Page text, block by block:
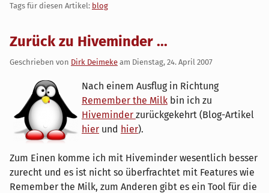
Tags für diesen Artikel: blog
Zurück zu Hiveminder ...
Geschrieben von Dirk Deimeke am Dienstag, 24. April 2007
Nach einem Ausflug in Richtung
Remember the Milk bin ich zu
Hiveminder zurückgekehrt (Blog-Artikel
hier und hier).
Zum Einen komme ich mit Hiveminder wesentlich besser
zurecht und es ist nicht so überfrachtet mit Features wie
Remember the Milk, zum Anderen gibt es ein Tool für die